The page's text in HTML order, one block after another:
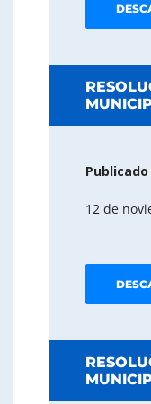
Publicado
12 de